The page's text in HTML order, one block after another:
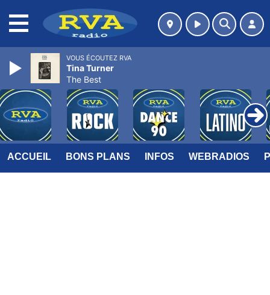
ACCUEIL BONS PLANS INFOS WEBRADIOS
VOUS ÉCOUTEZ RVA
Tina Turner
The Best